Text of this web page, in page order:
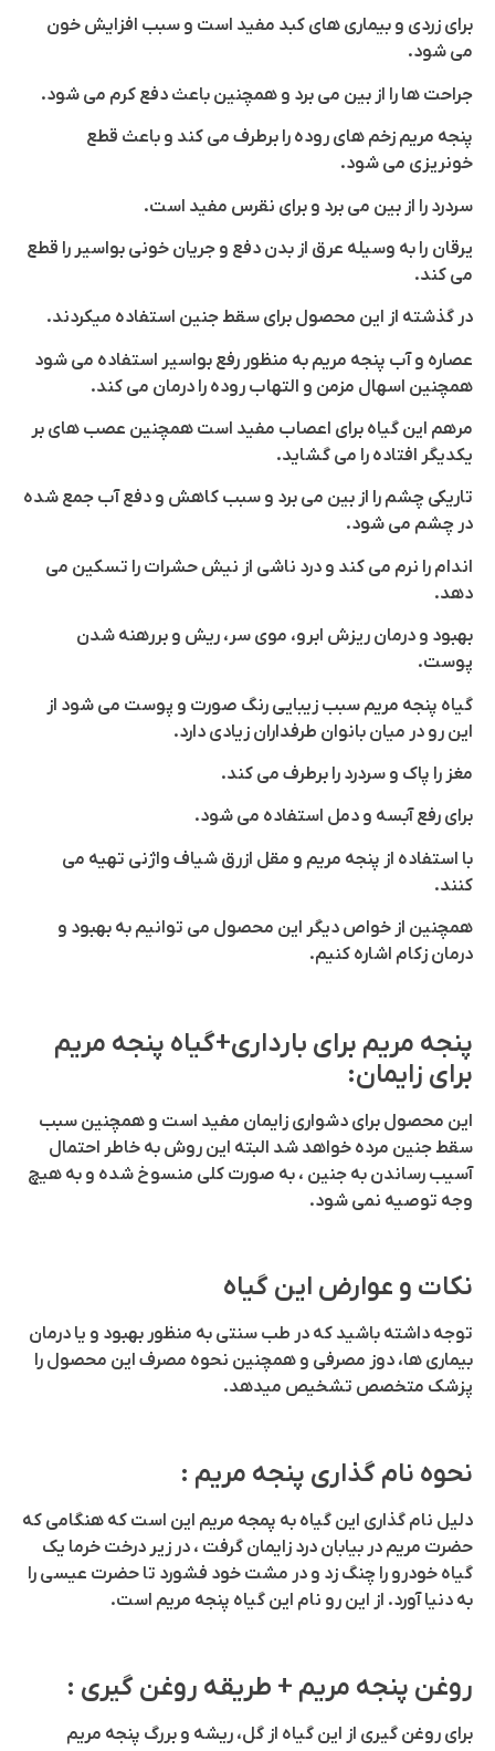
برای زردی و بیماری های کبد مفید است و سبب افزایش خون
می شود.
جراحت ها را از بین می برد و همچنین باعث دفع کرم می شود.
پنجه مریم زخم های روده را برطرف می کند و باعث قطع
خونریزی می شود.
سردرد را از بین می برد و برای نقرس مفید است.
یرقان را به وسیله عرق از بدن دفع و جریان خونی بواسیر را قطع
می کند.
در گذشته از این محصول برای سقط جنین استفاده میکردند.
عصاره و آب پنجه مریم به منظور رفع بواسیر استفاده می شود
همچنین اسهال مزمن و التهاب روده را درمان می کند.
مرهم این گیاه برای اعصاب مفید است همچنین عصب های بر
یکدیگر افتاده را می گشاید.
تاریکی چشم را از بین می برد و سبب کاهش و دفع آب جمع شده
در چشم می شود.
اندام را نرم می کند و درد ناشی از نیش حشرات را تسکین می
دهد.
بهبود و درمان ریزش ابرو، موی سر، ریش و بررهنه شدن
پوست.
گیاه پنجه مریم سبب زیبایی رنگ صورت و پوست می شود از
این رو در میان بانوان طرفداران زیادی دارد.
مغز را پاک و سردرد را برطرف می کند.
برای رفع آبسه و دمل استفاده می شود.
با استفاده از پنجه مریم و مقل ازرق شیاف واژنی تهیه می
کنند.
همچنین از خواص دیگر این محصول می توانیم به بهبود و
درمان زکام اشاره کنیم.
پنجه مریم برای بارداری+گیاه پنجه مریم
برای زایمان:
این محصول برای دشواری زایمان مفید است و همچنین سبب
سقط جنین مرده خواهد شد البته این روش به خاطر احتمال
آسیب رساندن به جنین ، به صورت کلی منسوخ شده و به هیچ
وجه توصیه نمی شود.
نکات و عوارض این گیاه
توجه داشته باشید که در طب سنتی به منظور بهبود و یا درمان
بیماری ها، دوز مصرفی و همچنین نحوه مصرف این محصول را
پزشک متخصص تشخیص میدهد.
نحوه نام گذاری پنجه مریم :
دلیل نام گذاری این گیاه به پمجه مریم این است که هنگامی که
حضرت مریم در بیابان درد زایمان گرفت ، در زیر درخت خرما یک
گیاه خودرو را چنگ زد و در مشت خود فشورد تا حضرت عیسی را
به دنیا آورد. از این رو نام این گیاه پنجه مریم است.
روغن پنجه مریم + طریقه روغن گیری :
برای روغن گیری از این گیاه از گل، ریشه و بررگ پنجه مریم